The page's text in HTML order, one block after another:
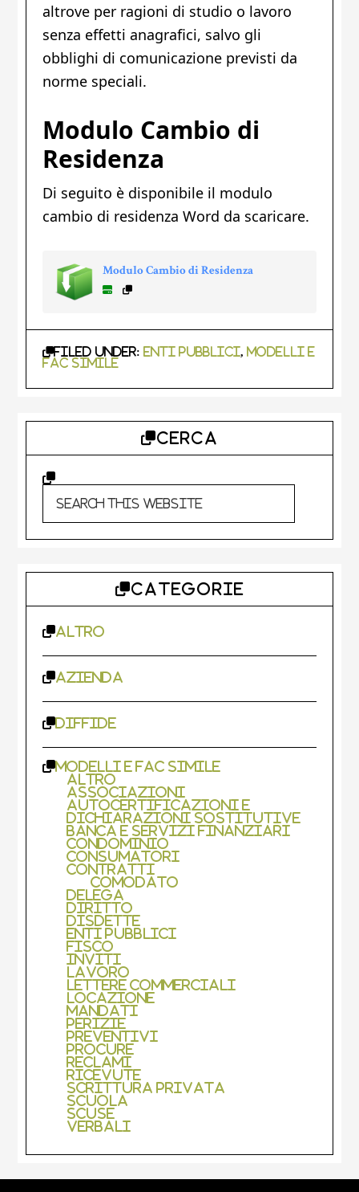
altrove per ragioni di studio o lavoro
senza effetti anagrafici, salvo gli
obblighi di comunicazione previsti da
norme speciali.
Modulo Cambio di
Residenza
Di seguito è disponibile il modulo
cambio di residenza Word da scaricare.
Modulo Cambio di Residenza
Filed Under: Enti Pubblici
Modelli e
Fac Simile
Primary
CERCA
Search
website
CATEGORIE
Altro
Azienda
Diffide
Modelli e Fac Simile
Altro
Associazioni
Autocertificazioni e
Dichiarazioni Sostitutive
Banca e Servizi Finanziari
Condominio
Consumatori
Contratti
Comodato
Delega
Diritto
Disdette
Enti Pubblici
Fisco
Inviti
Lavoro
Lettere Commerciali
Locazione
Mandati
Perizie
Preventivi
Procure
Reclami
Ricevute
Scrittura Privata
Scuola
Scuse
Verbali